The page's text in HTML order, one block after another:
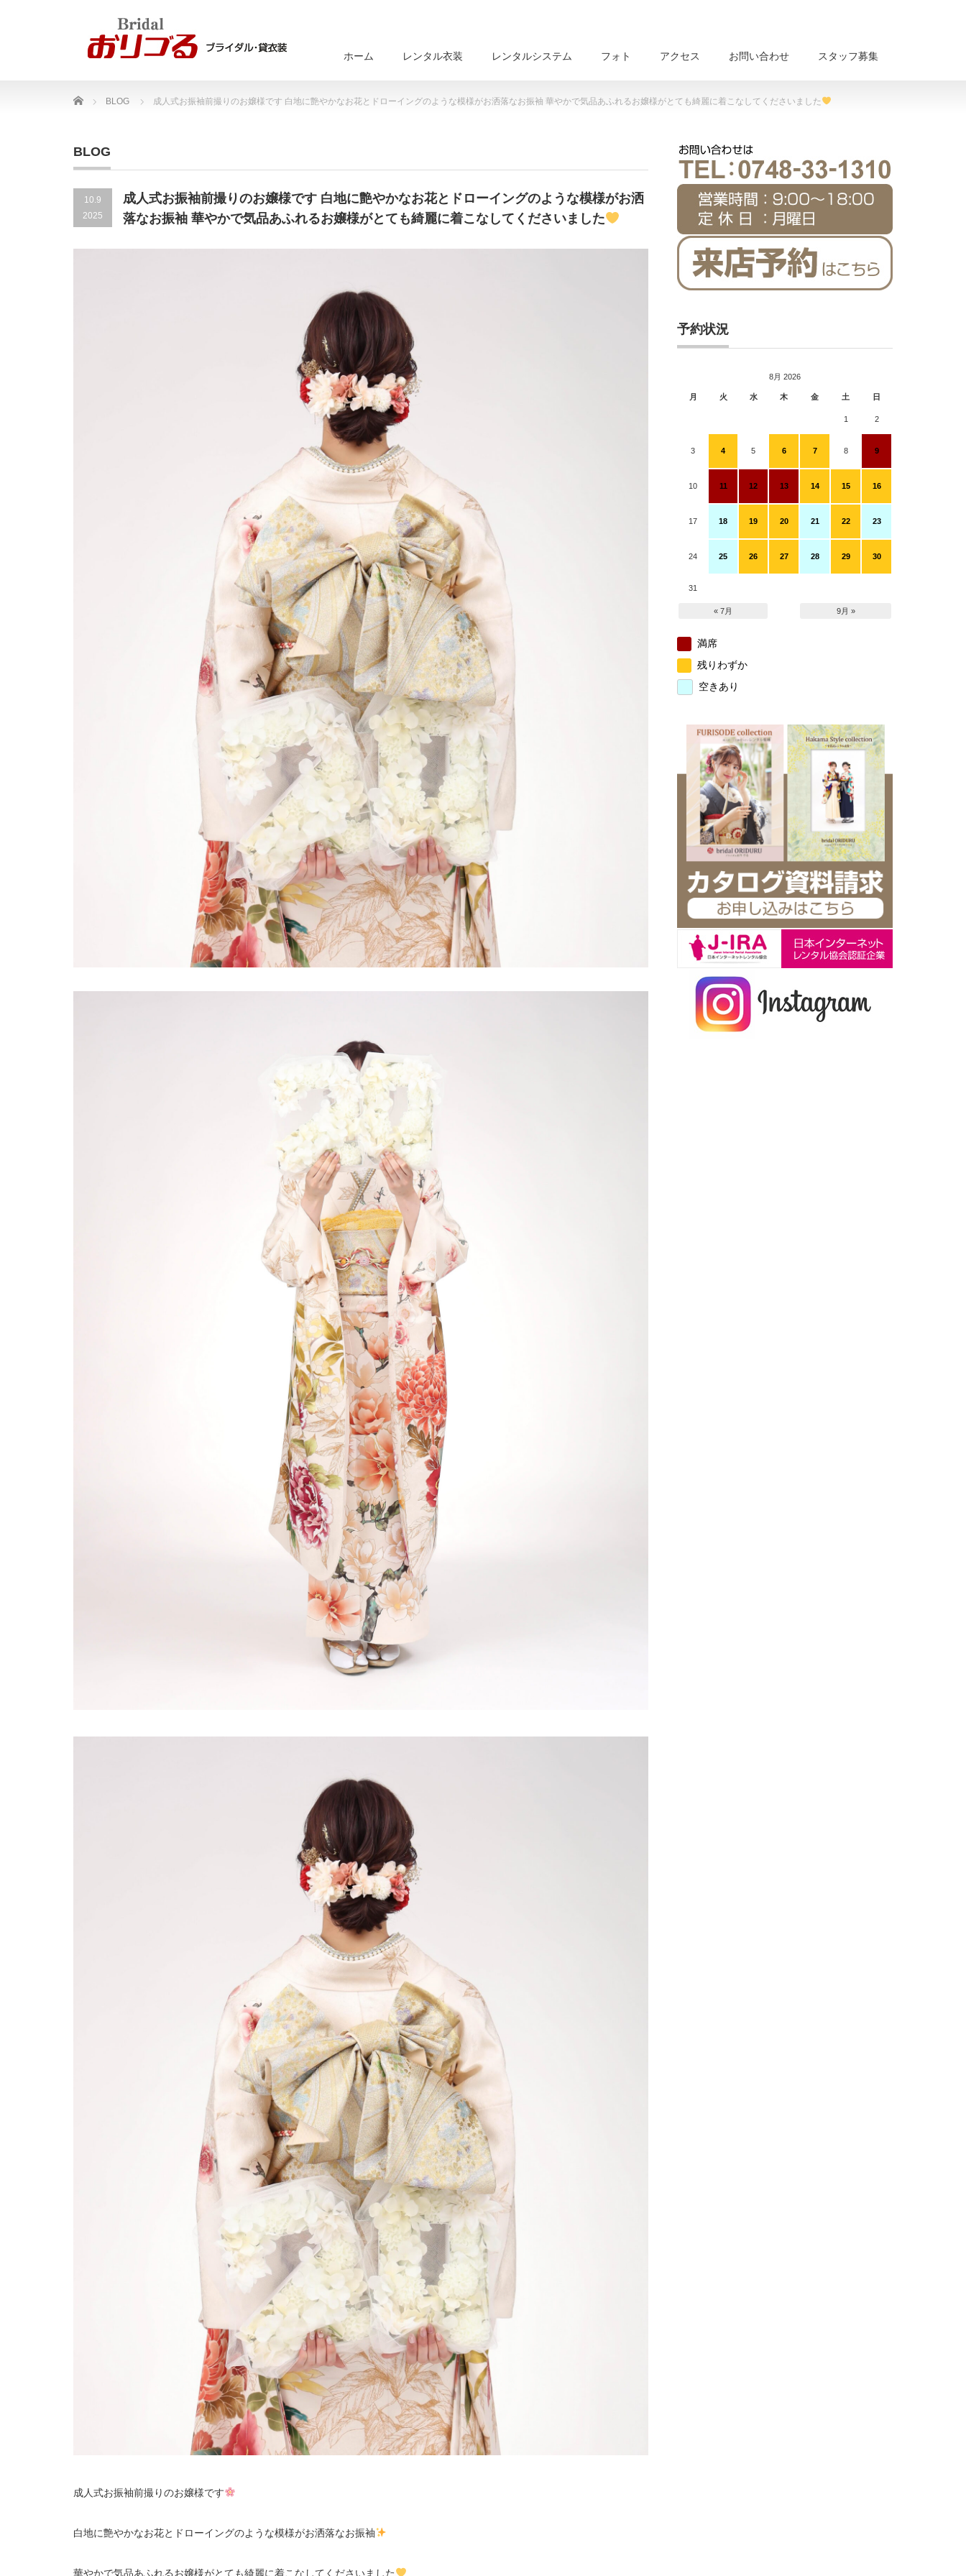
ホーム レンタル衣装 レンタルシステム フォト アクセス お問い合わせ スタッフ募集
Home BLOG 成人式お振袖前撮りのお嬢様です 白地に艶やかなお花とドローイングのような模様がお洒落なお振袖 華やかで気品あふれるお嬢様がとても綺麗に着こなしてくださいました
BLOG
10.9
2025
成人式お振袖前撮りのお嬢様です 白地に艶やかなお花とドローイングのような模様がお洒
落なお振袖 華やかで気品あふれるお嬢様がとても綺麗に着こなしてくださいました
成人式お振袖前撮りのお嬢様です
白地に艶やかなお花とドローイングのような模様がお洒落なお振袖
華やかで気品あふれるお嬢様がとても綺麗に着こなしてくださいました
予約状況
8月 2026
月 火 水 木 金 土 日
1 2
3 4 5 6 7 8 9
10 11 12 13 14 15 16
17 18 19 20 21 22 23
24 25 26 27 28 29 30
31
« 7月 9月 »
満席
残りわずか
空きあり